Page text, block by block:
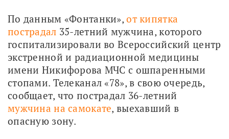
По данным «Фонтанки», от кипятка
пострадал 35-летний мужчина, которого
госпитализировали во Всероссийский центр
экстренной и радиационной медицины
имени Никифорова МЧС с ошпаренными
стопами. Телеканал «78», в свою очередь,
мужчина на самокате, выехавший в
опасную зону.